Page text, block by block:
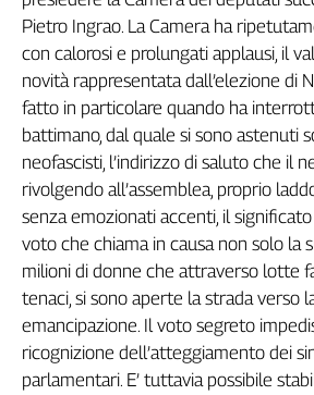
anni
Cgil
Collettiva
Academy
Collettiva
Play
Rubriche
Collettiva
settimana
Collettiva
Girasoli
Il
Sassolino
Pietro Ingrao. La Camera ha
con calorosi e prolungati applausi, il
novità rappresentata dall’elezione di
fatto in particolare quando ha
battimano, dal quale si sono astenuti
neofascisti, l’indirizzo di saluto che il
rivolgendo all’assemblea, proprio
senza emozionati accenti, il
voto che chiama in causa non solo la
milioni di donne che attraverso lotte
tenaci, si sono aperte la strada verso
emancipazione. Il voto segreto
ricognizione dell’atteggiamento dei
parlamentari. E’ tuttavia possibile